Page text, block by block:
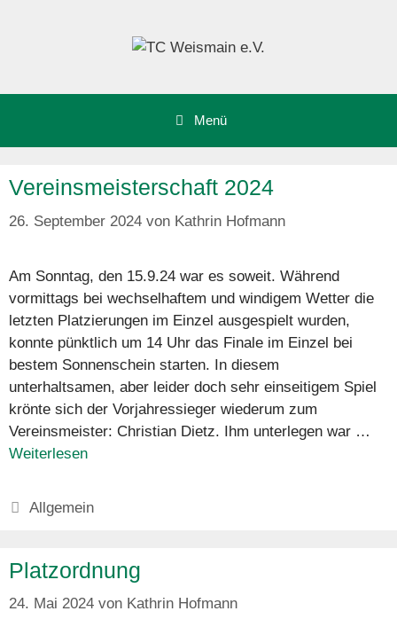
Menü
Vereinsmeisterschaft 2024
26. September 2024 von Kathrin Hofmann
Am Sonntag, den 15.9.24 war es soweit. Während
vormittags bei wechselhaftem und windigem Wetter die
letzten Platzierungen im Einzel ausgespielt wurden,
konnte pünktlich um 14 Uhr das Finale im Einzel bei
bestem Sonnenschein starten. In diesem
unterhaltsamen, aber leider doch sehr einseitigem Spiel
krönte sich der Vorjahressieger wiederum zum
Vereinsmeister: Christian Dietz. Ihm unterlegen war …
Weiterlesen
Kategorien
Allgemein
Platzordnung
24. Mai 2024 von Kathrin Hofmann